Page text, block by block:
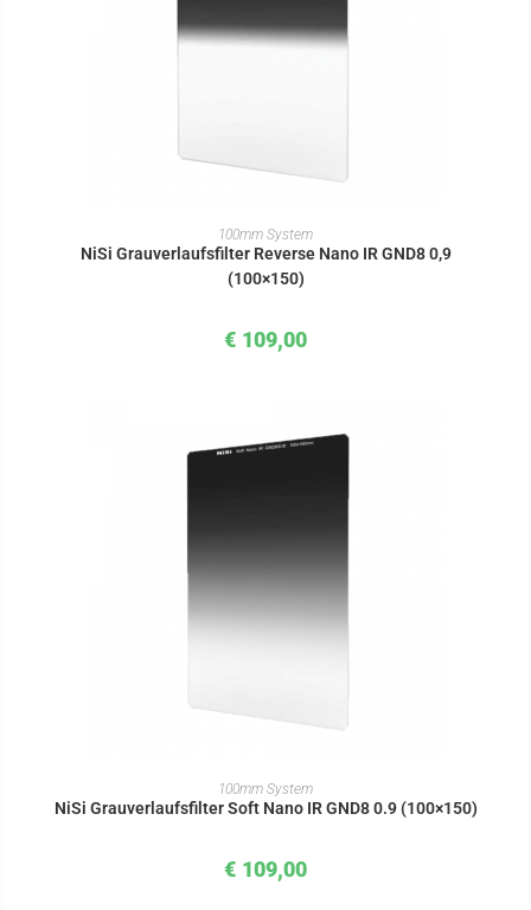
IN DEN WARENKORB
100mm System
NiSi Grauverlaufsfilter Reverse Nano IR GND8 0,9
(100×150)
€ 109,00
IN DEN WARENKORB
100mm System
NiSi Grauverlaufsfilter Soft Nano IR GND8 0.9 (100×150)
€ 109,00